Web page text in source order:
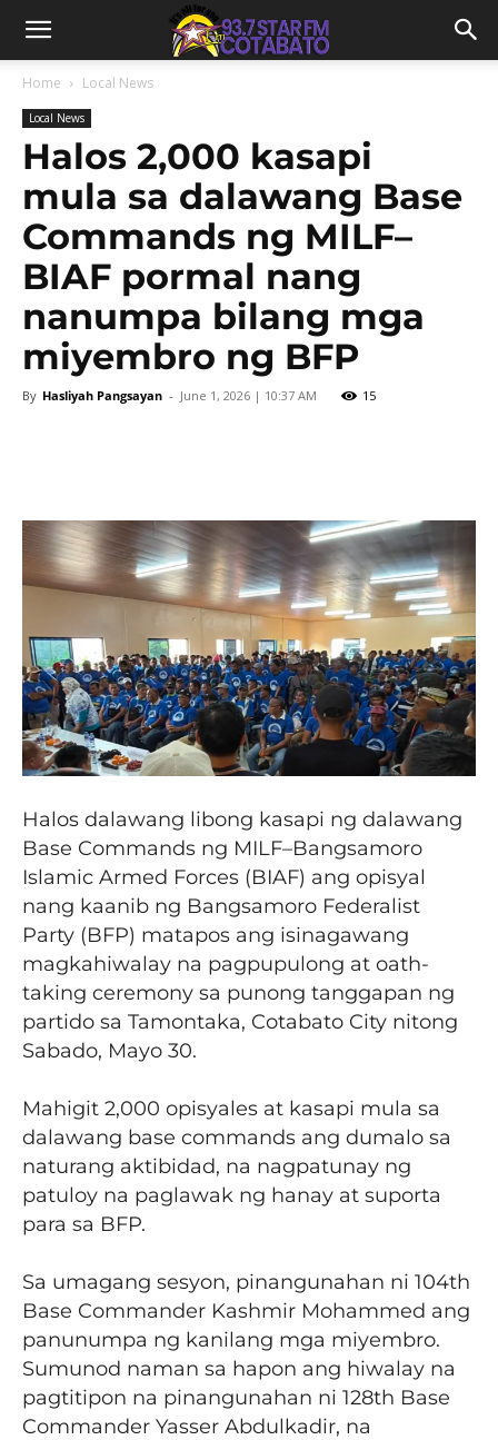
Home Local News
Local News
Halos 2,000 kasapi
mula sa dalawang Base
Commands ng MILF–
BIAF pormal nang
nanumpa bilang mga
miyembro ng BFP
By Hasliyah Pangsayan - June 1, 2026 | 10:37 AM 15
Halos dalawang libong kasapi ng dalawang
Base Commands ng MILF–Bangsamoro
Islamic Armed Forces (BIAF) ang opisyal
nang kaanib ng Bangsamoro Federalist
Party (BFP) matapos ang isinagawang
magkahiwalay na pagpupulong at oath-
taking ceremony sa punong tanggapan ng
partido sa Tamontaka, Cotabato City nitong
Sabado, Mayo 30.
Mahigit 2,000 opisyales at kasapi mula sa
dalawang base commands ang dumalo sa
naturang aktibidad, na nagpatunay ng
patuloy na paglawak ng hanay at suporta
para sa BFP.
Sa umagang sesyon, pinangunahan ni 104th
Base Commander Kashmir Mohammed ang
panunumpa ng kanilang mga miyembro.
Sumunod naman sa hapon ang hiwalay na
pagtitipon na pinangunahan ni 128th Base
Commander Yasser Abdulkadir, na